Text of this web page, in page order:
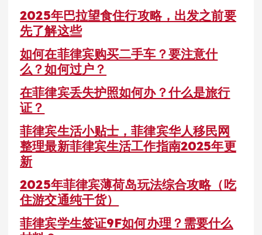
2025年巴拉望食住行攻略，出发之前要
先了解这些
如何在菲律宾购买二手车？要注意什
么？如何过户？
在菲律宾丢失护照如何办？什么是旅行
证？
菲律宾生活小贴士，菲律宾华人移民网
整理最新菲律宾生活工作指南2025年更
新
2025年菲律宾薄荷岛玩法综合攻略（吃
住游交通纯干货）
菲律宾学生签证9F如何办理？需要什么